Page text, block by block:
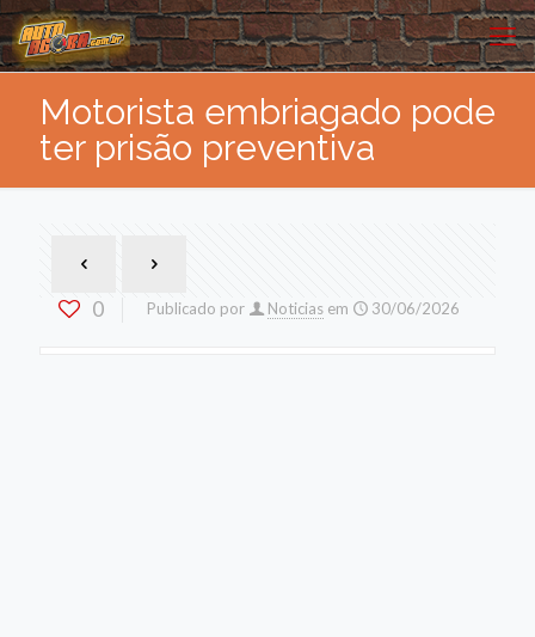
Motorista embriagado pode
ter prisão preventiva
0 Publicado por Noticias em 30/06/2026